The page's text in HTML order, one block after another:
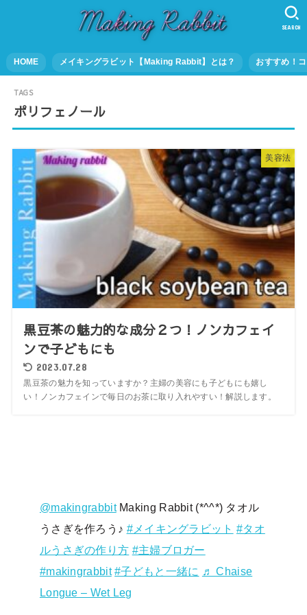
HOME メイキングラビット【Making Rabbit】とは？ おすすめ！
SEARCH
ポリフェノール
美容法
黒豆茶の魅力的な成分２つ！ノンカフェイ
ンで子どもにも
2023.07.28
黒豆茶の魅力を知っていますか？主婦の美容にも子どもにも嬉し
い！ノンカフェインで毎日のお茶に取り入れやすい！解説します。
@makingrabbitMaking Rabbit (*^^*) タオル
うさぎを作ろう♪ #メイキングラビット #タオ
ルうさぎの作り方 #主婦ブロガー
#makingrabbit #子どもと一緒に ♬ Chaise
Longue – Wet Leg